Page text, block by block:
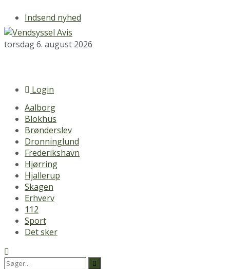
Indsend nyhed
torsdag 6. august 2026
Login
Aalborg
Blokhus
Brønderslev
Dronninglund
Frederikshavn
Hjørring
Hjallerup
Skagen
Erhverv
112
Sport
Det sker